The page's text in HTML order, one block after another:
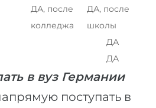
ДА, после
колледжа
ДА, после
школы
ДА
ДА
в вуз Германии
поступать в